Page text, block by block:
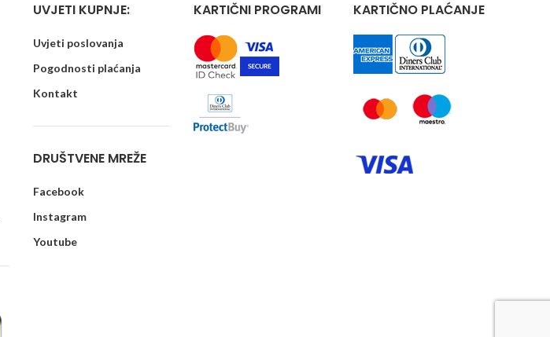
UVJETI KUPNJE:
Uvjeti poslovanja
Pogodnosti plaćanja
Kontakt
DRUŠTVENE MREŽE
Facebook
Instagram
Youtube
KARTIČNI PROGRAMI KARTIČNO PLAĆANJE